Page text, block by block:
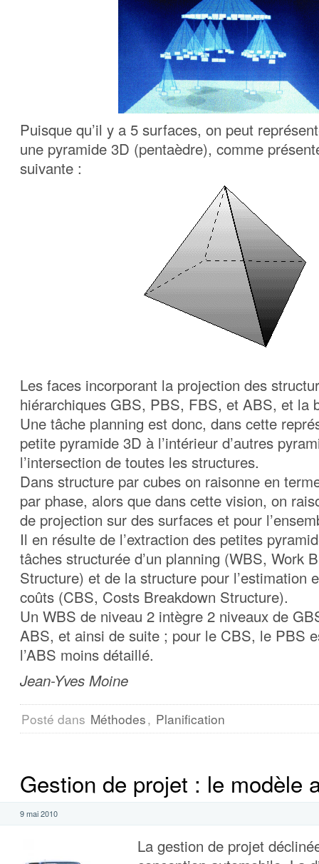
Puisque qu’il y a 5 surfaces, on peut
une pyramide 3D (pentaèdre), comme
suivante :
Les faces incorporant la projection des
hiérarchiques GBS, PBS, FBS, et ABS, et la
Une tâche planning est donc, dans cette
petite pyramide 3D à l’intérieur d’autres
l’intersection de toutes les structures.
Dans structure par cubes on raisonne en
par phase, alors que dans cette vision, on
de projection sur des surfaces et pour
Il en résulte de l’extraction des petites
tâches structurée d’un planning (WBS, Work
Structure) et de la structure pour l’estimation
coûts (CBS, Costs Breakdown Structure).
Un WBS de niveau 2 intègre 2 niveaux de
ABS, et ainsi de suite ; pour le CBS, le PBS
l’ABS moins détaillé.
Jean-Yves Moine
Posté dans Méthodes, Planification
Gestion de projet : le modèle
9 mai 2010
La gestion de projet